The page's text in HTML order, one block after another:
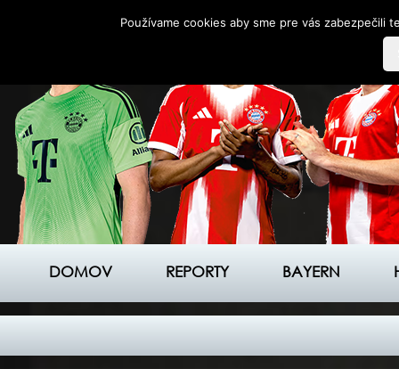
DOMOV REPORTY BAYERN
Používame cookies aby sme pre vás zabezpečili